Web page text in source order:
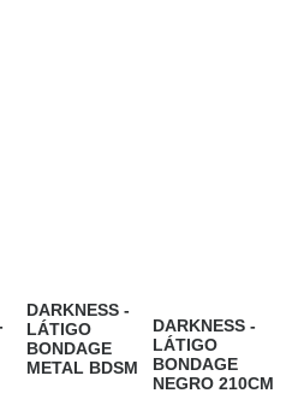
DARKNESS -
LÁTIGO
BONDAGE
METAL BDSM
DARKNESS -
LÁTIGO
BONDAGE
NEGRO 210CM